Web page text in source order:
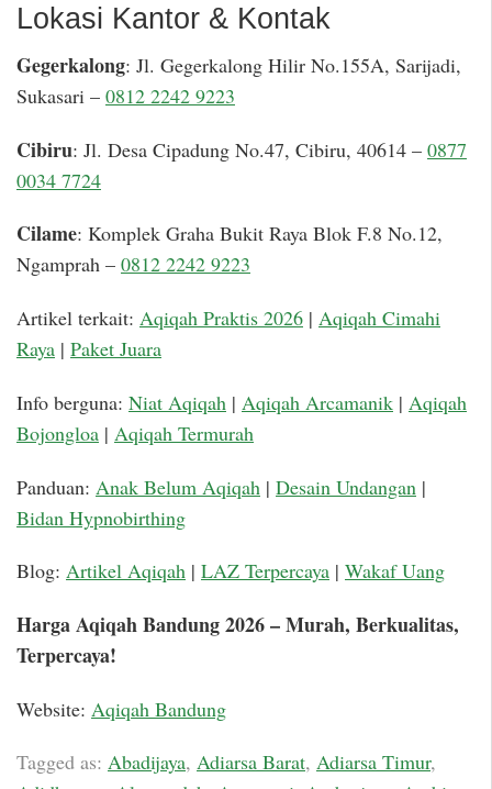
Lokasi Kantor & Kontak
Gegerkalong: Jl. Gegerkalong Hilir No.155A, Sarijadi,
Sukasari – 0812 2242 9223
Cibiru: Jl. Desa Cipadung No.47, Cibiru, 40614 – 0877
0034 7724
Cilame: Komplek Graha Bukit Raya Blok F.8 No.12,
Ngamprah – 0812 2242 9223
Artikel terkait: Aqiqah Praktis 2026 | Aqiqah Cimahi
Raya | Paket Juara
Info berguna: Niat Aqiqah | Aqiqah Arcamanik | Aqiqah
Bojongloa | Aqiqah Termurah
Panduan: Anak Belum Aqiqah | Desain Undangan |
Bidan Hypnobirthing
Blog: Artikel Aqiqah | LAZ Terpercaya | Wakaf Uang
Harga Aqiqah Bandung 2026 – Murah, Berkualitas,
Terpercaya!
Website: Aqiqah Bandung
Tagged as: Abadijaya, Adiarsa Barat, Adiarsa Timur,